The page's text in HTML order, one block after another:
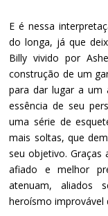
E é nessa
do longa, já que
Billy vivido por
construção de um
para dar lugar a um
essência de seu
uma série de
mais soltas, que
seu objetivo. Graças
afiado e melhor
atenuam, aliados
heroísmo improvável